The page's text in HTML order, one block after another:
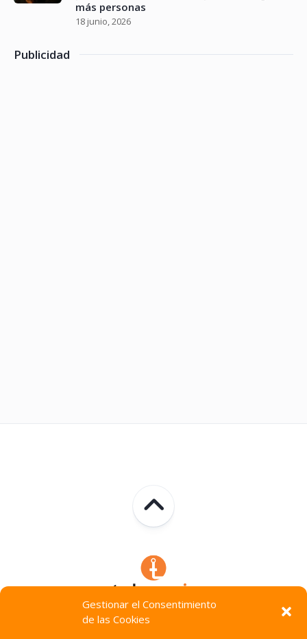
Gestionar el Consentimiento
de las Cookies
más personas
18 junio, 2026
Publicidad
Technocracia © 2026. Todos Los Derechos Reservados.